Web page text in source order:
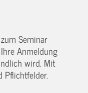
Seminar
Anmeldung
wird. Mit
Pflichtfelder.